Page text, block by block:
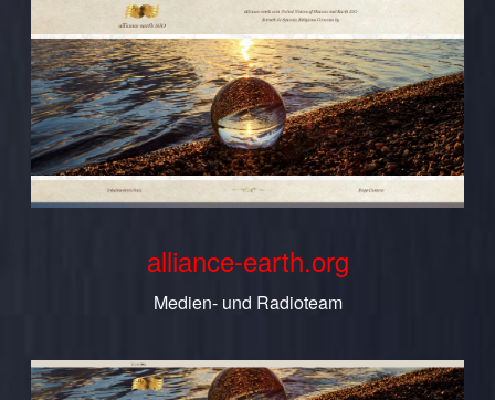
alliance-earth.org
Medien- und Radioteam